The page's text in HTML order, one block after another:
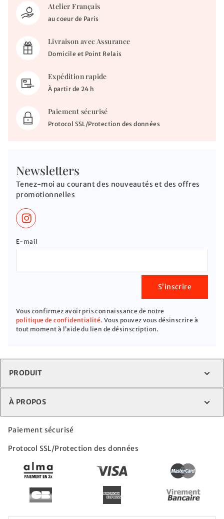
Atelier Français
au coeur de Paris
Livraison avec Assurance
Domicile et Point Relais
Expédition rapide
À partir de 24 h
Paiement sécurisé
Protocol SSL/Protection des données
Newsletters
Tenez-moi au courant des nouveautés et des offres
promotionnelles
E-mail
S’inscrire
Vous confirmez avoir pris connaissance de notre
politique de confidentialité. Vous pouvez vous désinscrire à
tout moment à l’aide du lien de désinscription.
PRODUIT
À PROPOS
Paiement sécurisé
Protocol SSL/Protection des données